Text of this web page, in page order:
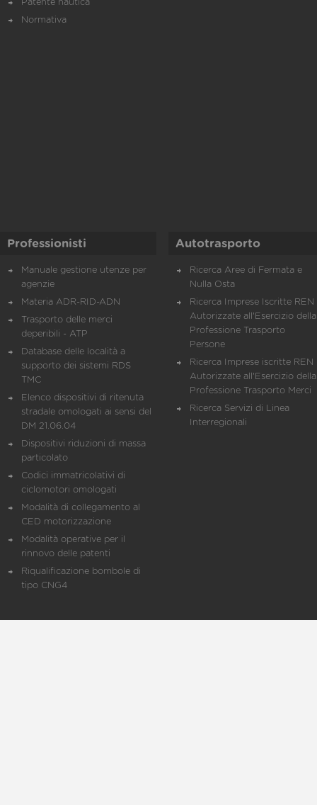
Patente nautica
Normativa
Professionisti
Manuale gestione utenze per
agenzie
Materia ADR-RID-ADN
Trasporto delle merci
deperibili - ATP
Database delle località a
supporto dei sistemi RDS
TMC
Elenco dispositivi di ritenuta
stradale omologati ai sensi del
DM 21.06.04
Dispositivi riduzioni di massa
particolato
Codici immatricolativi di
ciclomotori omologati
Modalità di collegamento al
CED motorizzazione
Modalità operative per il
rinnovo delle patenti
Riqualificazione bombole di
tipo CNG4
Autotrasporto
Ricerca Aree di Fermata e
Nulla Osta
Ricerca Imprese Iscritte REN
Autorizzate all'Esercizio della
Professione Trasporto
Persone
Ricerca Imprese iscritte REN
Autorizzate all'Esercizio della
Professione Trasporto Merci
Ricerca Servizi di Linea
Interregionali